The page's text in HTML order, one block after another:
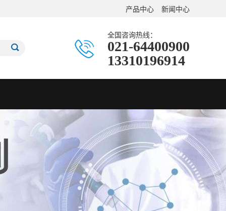
产品中心 新闻中心
全国咨询热线：
021-64400900
13310196914